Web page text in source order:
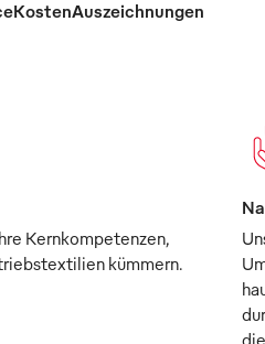
KostenAuszeichnungen
Kernkompetenzen,
kümmern.